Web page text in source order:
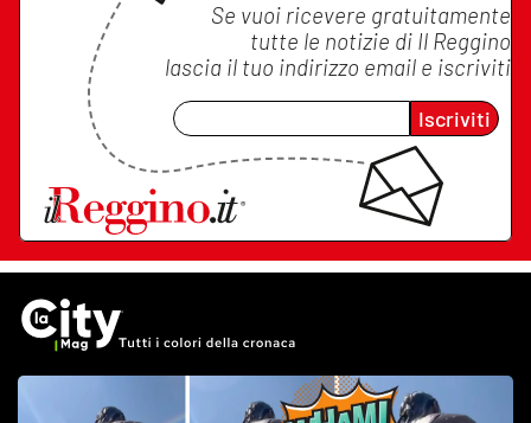
Se vuoi ricevere gratuitamente
tutte le notizie di Il Reggino
lascia il tuo indirizzo email e iscriviti
Iscriviti